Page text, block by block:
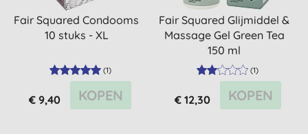
Fair Squared Condooms
10 stuks - XL
(1)
€ 9,40 KOPEN
Fair Squared Glijmiddel &
Massage Gel Green Tea
150 ml
(1)
€ 12,30 KOPEN